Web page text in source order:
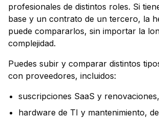
profesionales de distintos roles. Si
base y un contrato de un tercero, la
puede compararlos, sin importar la
complejidad.
Puedes subir y comparar distintos
con proveedores, incluidos:
suscripciones SaaS y renovaciones,
hardware de TI y mantenimiento,